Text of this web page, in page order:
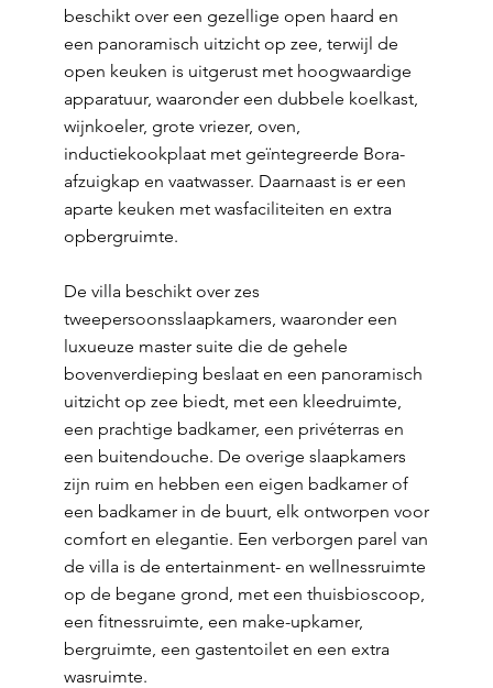
beschikt over een gezellige open haard en
een panoramisch uitzicht op zee, terwijl de
open keuken is uitgerust met hoogwaardige
apparatuur, waaronder een dubbele koelkast,
wijnkoeler, grote vriezer, oven,
inductiekookplaat met geïntegreerde Bora-
afzuigkap en vaatwasser. Daarnaast is er een
aparte keuken met wasfaciliteiten en extra
opbergruimte.
De villa beschikt over zes
tweepersoonsslaapkamers, waaronder een
luxueuze master suite die de gehele
bovenverdieping beslaat en een panoramisch
uitzicht op zee biedt, met een kleedruimte,
een prachtige badkamer, een privéterras en
een buitendouche. De overige slaapkamers
zijn ruim en hebben een eigen badkamer of
een badkamer in de buurt, elk ontworpen voor
comfort en elegantie. Een verborgen parel van
de villa is de entertainment- en wellnessruimte
op de begane grond, met een thuisbioscoop,
een fitnessruimte, een make-upkamer,
bergruimte, een gastentoilet en een extra
wasruimte.